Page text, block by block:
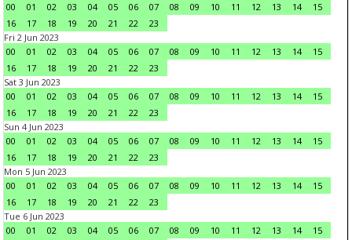
00
01 02 03 04 05 06 07 08 09 10 11 12 13 14
15
16
17 18 19 20 21 22
23
Fri 2 Jun 2023
00
01 02 03 04 05 06 07 08 09 10 11 12 13 14
15
16
17 18 19 20 21 22
23
Sat 3 Jun 2023
00
01 02 03 04 05 06 07 08 09 10 11 12 13 14
15
16
17 18 19 20 21 22
23
Sun 4 Jun 2023
00
01 02 03 04 05 06 07 08 09 10 11 12 13 14
15
16
17 18 19 20 21 22
23
Mon 5 Jun 2023
00
01 02 03 04 05 06 07 08 09 10 11 12 13 14
15
16
17 18 19 20 21 22
23
Tue 6 Jun 2023
00
01 02 03 04 05 06 07 08 09 10 11 12 13 14
15